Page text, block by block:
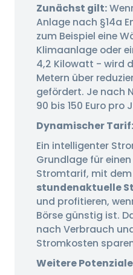
Zunächst gilt:
Anlage nach §14a
zum Beispiel eine
Klimaanlage oder
4,2 Kilowatt - wird
Metern über
gefördert. Je nach
90 bis 150 Euro pro
Dynamischer Tarif:
Ein intelligenter
Grundlage für
Stromtarif, mit dem
stundenaktuelle
und profitieren,
Börse günstig ist.
nach Verbrauch
Stromkosten
Weitere